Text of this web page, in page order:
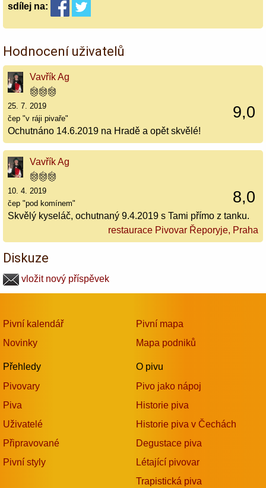
sdílej na:
Hodnocení uživatelů
Vavřík Ag
9,0
25. 7. 2019
čep "v ráji pivaře"
Ochutnáno 14.6.2019 na Hradě a opět skvělé!
Vavřík Ag
8,0
10. 4. 2019
čep "pod komínem"
Skvělý kyseláč, ochutnaný 9.4.2019 s Tami přímo z tanku.
restaurace Pivovar Řeporyje, Praha
Diskuze
vložit nový příspěvek
Pivní kalendář
Novinky
Přehledy
Pivovary
Piva
Uživatelé
Připravované
Pivní styly
Pivní mapa
Mapa podniků
O pivu
Pivo jako nápoj
Historie piva
Historie piva v Čechách
Degustace piva
Létající pivovar
Trapistická piva